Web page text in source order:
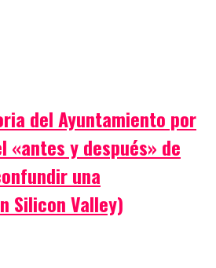
del Ayuntamiento por
«antes y después» de
una
Silicon Valley)